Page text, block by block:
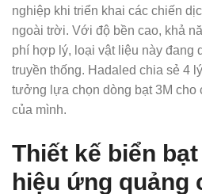
nghiệp khi triển khai các chiến
ngoài trời. Với độ bền cao, khả
phí hợp lý, loại vật liệu này đang
truyền thống. Hadaled chia sẻ 4
tưởng lựa chọn dòng bạt 3M cho
của mình.
Thiết kế biển
hiệu ứng quảng